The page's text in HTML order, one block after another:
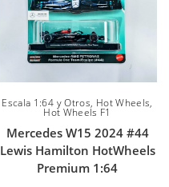
Escala 1:64 y Otros, Hot Wheels,
Hot Wheels F1
Mercedes W15 2024 #44
Lewis Hamilton HotWheels
Premium 1:64